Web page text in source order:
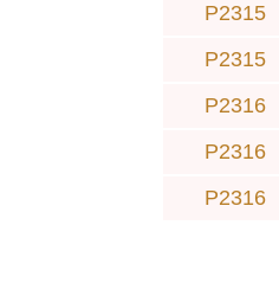
P2315
P2315
P2316
P2316
P2316